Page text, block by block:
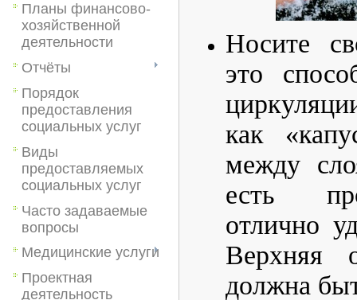
Планы финансово-
хозяйственной
деятельности
Отчёты
Порядок
предоставления
социальных услуг
Виды
предоставляемых
социальных услуг
Часто задаваемые
вопросы
Медицинские услуги
Проектная
деятельность
Носите
это
как
между
есть
отлично
Верхняя
должна